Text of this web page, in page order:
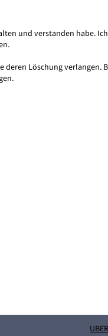
und verstanden habe.
Löschung verlangen.